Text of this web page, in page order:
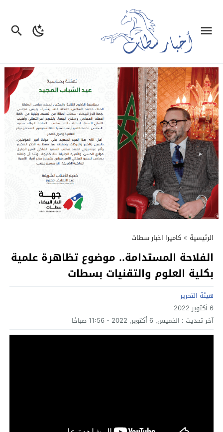
الرئيسية » كاميرا اخبار سطات
الفلاحة المستدامة.. موضوع تظاهرة علمية
بكلية العلوم والتقنيات بسطات
هيئة التحرير
6 أكتوبر 2022
آخر تحديث : الخميس, 6 أكتوبر, 2022 - 11:56 صباحًا